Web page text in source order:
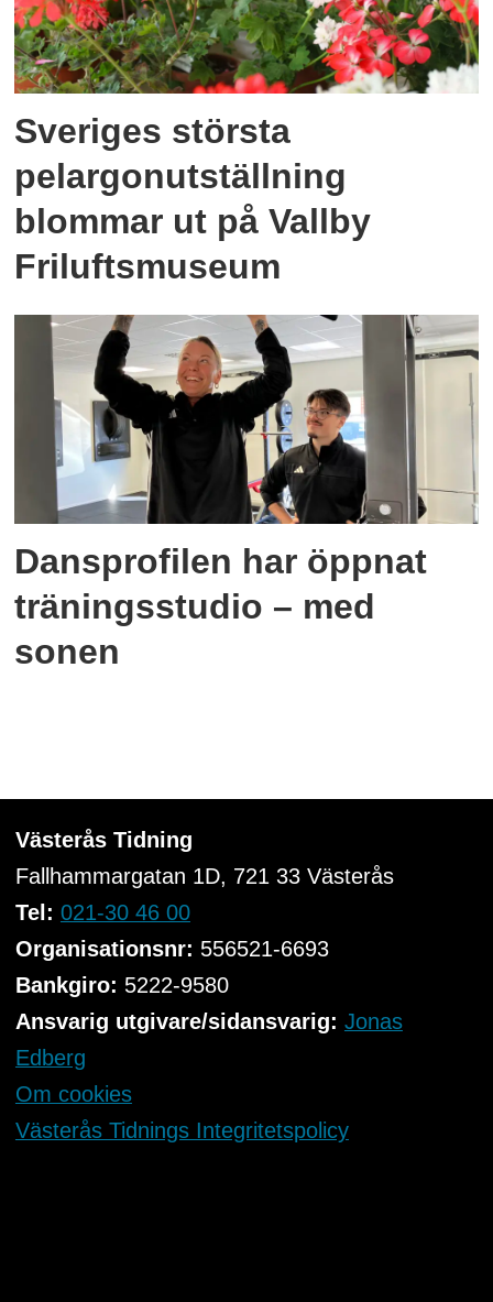
Sveriges största
pelargonutställning
blommar ut på Vallby
Friluftsmuseum
Dansprofilen har öppnat
träningsstudio – med
sonen
Västerås Tidning
Fallhammargatan 1D, 721 33Västerås
Tel: 021-30 46 00
Organisationsnr: 556521-6693
Bankgiro: 5222-9580
Ansvarig utgivare/sidansvarig: Jonas
Edberg
Om cookies
Västerås Tidnings Integritetspolicy